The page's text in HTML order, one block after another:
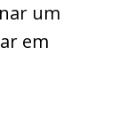
um
em